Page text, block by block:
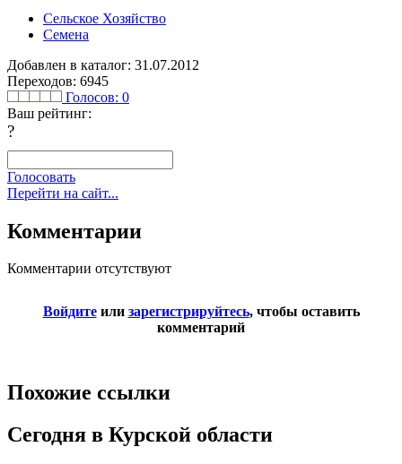
Сельское Хозяйство
Семена
Добавлен в каталог: 31.07.2012
Переходов: 6945
Голосов: 0
Ваш рейтинг:
?
Голосовать
Перейти на сайт...
Комментарии
Комментарии отсутствуют
Войдитеили зарегистрируйтесь, чтобы оставить
комментарий
Похожие ссылки
Сегодня в Курской области